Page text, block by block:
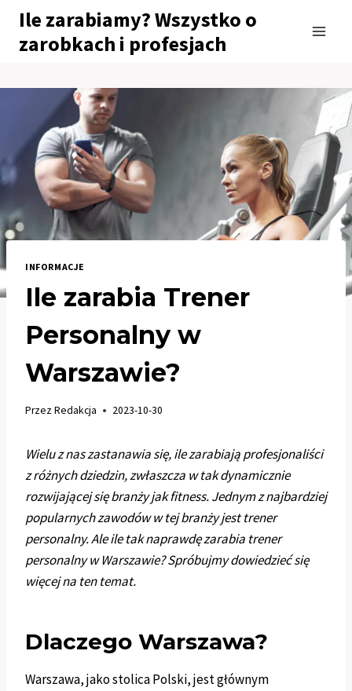
Przejdź
treści
Ile zarabiamy? Wszystko o
zarobkach i profesjach
INFORMACJE
Ile zarabia Trener
Personalny w
Warszawie?
PrzezRedakcja 2023-10-30
Wielu z nas zastanawia się, ile zarabiają profesjonaliści
z różnych dziedzin, zwłaszcza w tak dynamicznie
rozwijającej się branży jak fitness. Jednym z najbardziej
popularnych zawodów w tej branży jest trener
personalny. Ale ile tak naprawdę zarabia trener
personalny w Warszawie? Spróbujmy dowiedzieć się
więcej na ten temat.
Dlaczego Warszawa?
Warszawa, jako stolica Polski, jest głównym